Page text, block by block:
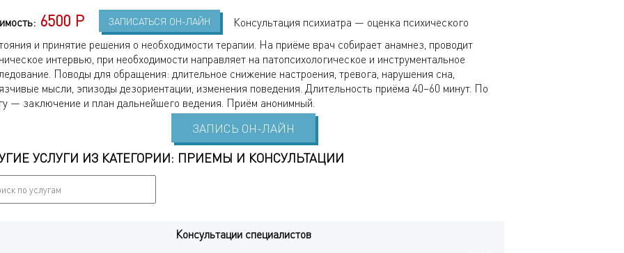
6500 Р ЗАПИСАТЬСЯ ОН-ЛАЙН
Консультация психиатра — оценка психического
и принятие решения о необходимости терапии. На приёме врач собирает анамнез, проводит
интервью, при необходимости направляет на патопсихологическое и инструментальное
Поводы для обращения: длительное снижение настроения, тревога, нарушения сна,
мысли, эпизоды дезориентации, изменения поведения. Длительность приёма 40–60 минут. По
— заключение и план дальнейшего ведения. Приём анонимный.
ЗАПИСЬ ОН-ЛАЙН
УСЛУГИ ИЗ КАТЕГОРИИ: ПРИЕМЫ И КОНСУЛЬТАЦИИ
Консультации специалистов